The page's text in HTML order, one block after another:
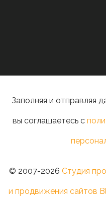
Заполняя и отправляя
вы соглашаетесь с
© 2007-2026 Студия
и продвижения сайтов